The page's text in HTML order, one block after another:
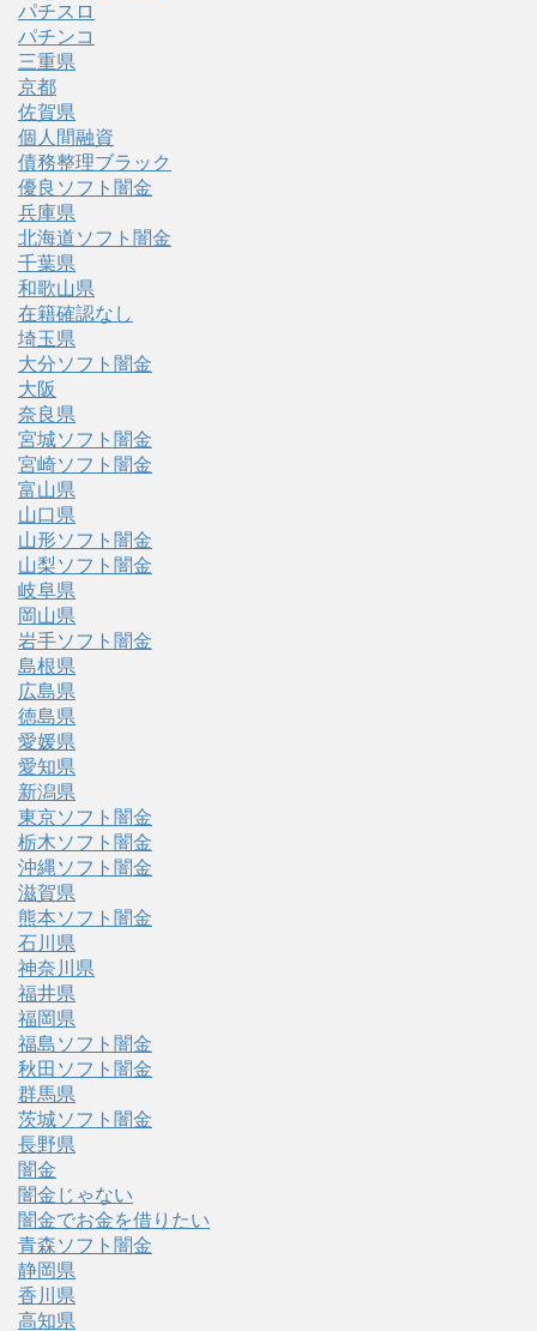
パチスロ
パチンコ
三重県
京都
佐賀県
個人間融資
債務整理ブラック
優良ソフト闇金
兵庫県
北海道ソフト闇金
千葉県
和歌山県
在籍確認なし
埼玉県
大分ソフト闇金
大阪
奈良県
宮城ソフト闇金
宮崎ソフト闇金
富山県
山口県
山形ソフト闇金
山梨ソフト闇金
岐阜県
岡山県
岩手ソフト闇金
島根県
広島県
徳島県
愛媛県
愛知県
新潟県
東京ソフト闇金
栃木ソフト闇金
沖縄ソフト闇金
滋賀県
熊本ソフト闇金
石川県
神奈川県
福井県
福岡県
福島ソフト闇金
秋田ソフト闇金
群馬県
茨城ソフト闇金
長野県
闇金
闇金じゃない
闇金でお金を借りたい
青森ソフト闇金
静岡県
香川県
高知県